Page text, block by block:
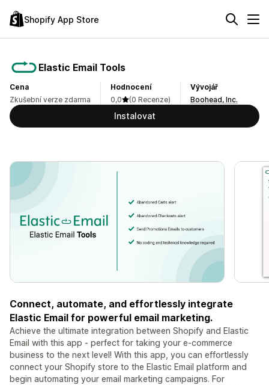
Shopify App Store
Elastic Email Tools
Cena
Zkušební verze zdarma
Hodnocení
0,0
(0 Recenze)
Vývojář
Boohead, Inc.
Instalovat
Connect, automate, and effortlessly integrate
Elastic Email for powerful email marketing.
Achieve the ultimate integration between Shopify and Elastic
Email with this app - perfect for taking your e-commerce
business to the next level! With this app, you can effortlessly
connect your Shopify store to the Elastic Email platform and
begin automating your email marketing campaigns. For